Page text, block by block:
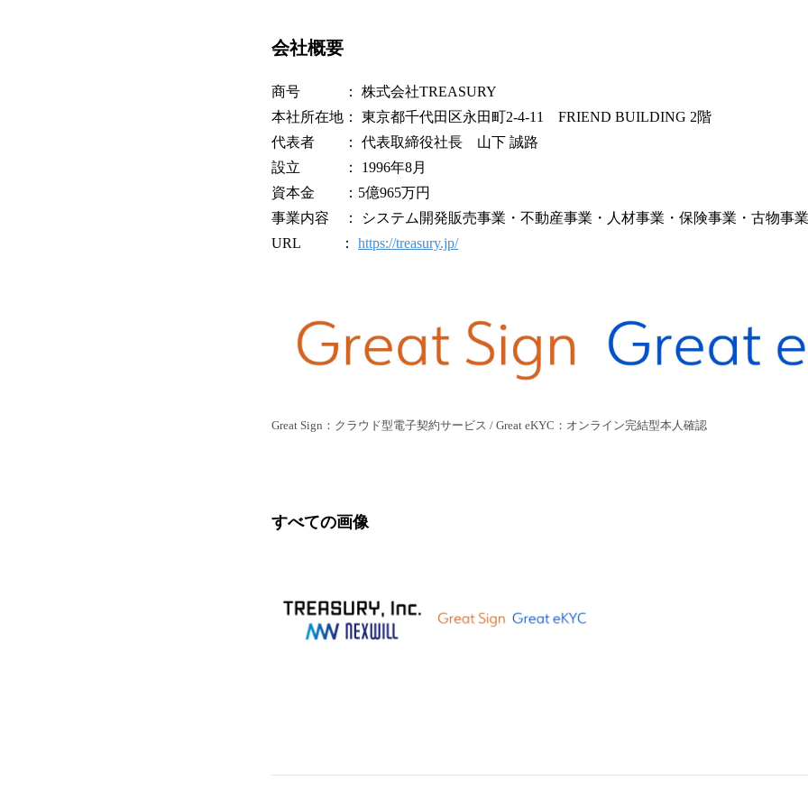
会社概要
商号 ： 株式会社TREASURY
本社所在地： 東京都千代田区永田町2-4-11 FRIEND BUILDING 2階
代表者 ： 代表取締役社長 山下 誠路
設立 ： 1996年8月
資本金 ：5億965万円
事業内容 ： システム開発販売事業・不動産事業・人材事業・保険事業・古物事業
URL ： https://treasury.jp/
Great Sign：クラウド型電子契約サービス / Great eKYC：オンライン完結型本人確認
すべての画像